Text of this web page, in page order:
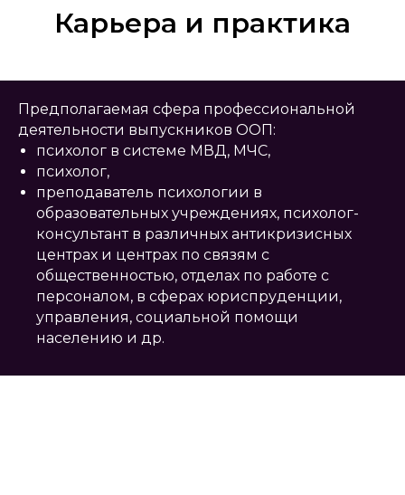
Карьера и практика
Предполагаемая сфера профессиональной
деятельности выпускников ООП:
психолог в системе МВД, МЧС,
психолог,
преподаватель психологии в
образовательных учреждениях, психолог-
консультант в различных антикризисных
центрах и центрах по связям с
общественностью, отделах по работе с
персоналом, в сферах юриспруденции,
управления, социальной помощи
населению и др.